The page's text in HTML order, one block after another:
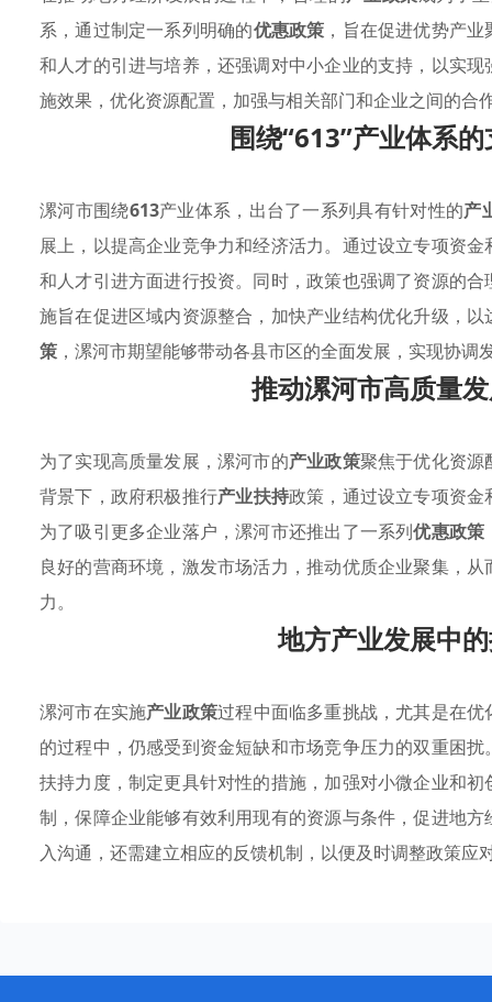
系，通过制定一系列明确的优惠政策 ，旨在促进优势产
和人才的引进与培养，还强调对中小企业的支持，以实现
施效果，优化资源配置，加强与相关部门和企业之间的
围绕“613”产业体系
漯河市围绕613产业体系，出台了一系列具有针对性的产
展上，以提高企业竞争力和经济活力。通过设立专项资金
和人才引进方面进行投资。同时，政策也强调了资源的
施旨在促进区域内资源整合，加快产业结构优化升级，
策 ，漯河市期望能够带动各县市区的全面发展，实现协调
推动漯河市高质量
为了实现高质量发展，漯河市的产业政策聚焦于优化资源
背景下，政府积极推行产业扶持政策，通过设立专项资
为了吸引更多企业落户，漯河市还推出了一系列优惠政策
良好的营商环境，激发市场活力，推动优质企业聚集，
力。
地方产业发展中
漯河市在实施产业政策过程中面临多重挑战，尤其是在优
的过程中，仍感受到资金短缺和市场竞争压力的双重困
扶持力度，制定更具针对性的措施，加强对小微企业和
制，保障企业能够有效利用现有的资源与条件，促进地
入沟通，还需建立相应的反馈机制，以便及时调整政策应